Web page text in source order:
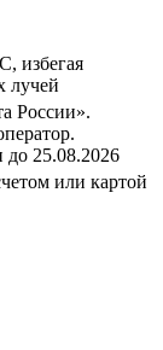
избегая
лучей
России».
до 25.08.2026
или картой